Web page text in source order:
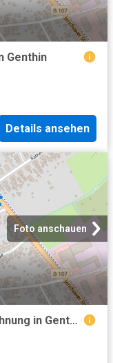
Genthin
Details ansehen
Foto anschauen
Rollstuhlgerechte helle 2 Raumwohnung in Genthin